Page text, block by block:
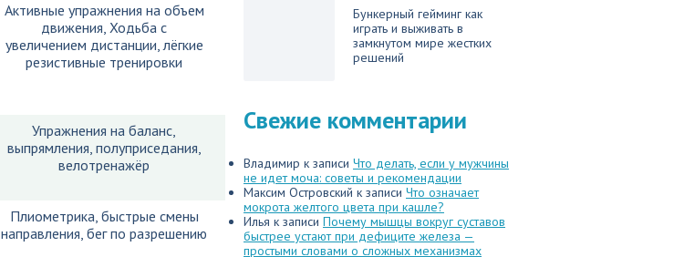
Активные упражнения на объем
движения, Ходьба с
увеличением дистанции, лёгкие
резистивные тренировки
Упражнения на баланс,
выпрямления, полуприседания,
велотренажёр
Плиометрика, быстрые смены
направления, бег по разрешению
Бункерный гейминг как
играть и выживать в
замкнутом мире жестких
решений
Свежие комментарии
Владимир к записи Что делать, если у мужчины
не идет моча: советы и рекомендации
Максим Островский к записи Что означает
мокрота желтого цвета при кашле?
Илья к записи Почему мышцы вокруг суставов
быстрее устают при дефиците железа —
простыми словами о сложных механизмах